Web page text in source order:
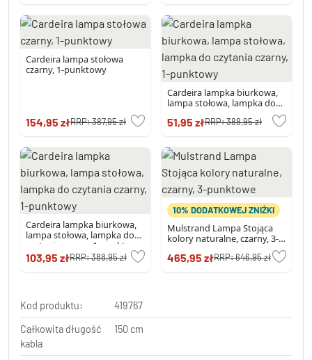
Cardeira lampa stołowa
czarny, 1-punktowy
154,95 złRRP:387,95 zł
Cardeira lampka biurkowa,
lampa stołowa, lampka do
czytania czarny, 1-punktowy
51,95 złRRP:388,95 zł
Cardeira lampka biurkowa,
lampa stołowa, lampka do
czytania czarny, 1-punktowy
103,95 złRRP:388,95 zł
10% DODATKOWEJ ZNIŻKI
Mulstrand Lampa Stojąca
kolory naturalne, czarny, 3-
465,95 złRRP:646,95 zł
Kod produktu:
419767
Całkowita długość
kabla
150 cm